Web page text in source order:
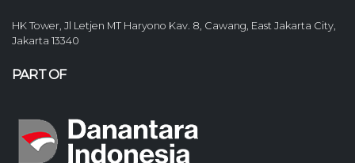
HK Tower, Jl Letjen MT Haryono Kav. 8, Cawang, East Jakarta City,
Jakarta 13340
PART OF